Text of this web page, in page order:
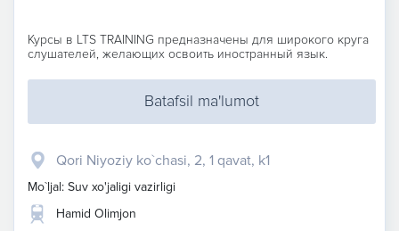
Курсы в LTS TRAINING предназначены для широкого круга
слушателей, желающих освоить иностранный язык.
Batafsil ma'lumot
Qori Niyoziy ko`chasi, 2, 1 qavat, k1
Mo`ljal: Suv xo'jaligi vazirligi
Hamid Olimjon